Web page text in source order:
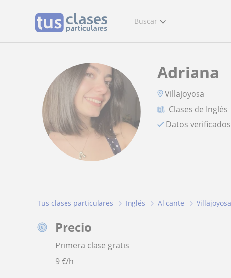
Buscar
Adriana
Villajoyosa
Clases de Inglés
Datos verificados
Tus clases particulares Inglés Alicante Villajoyosa
Precio
Primera clase gratis
9€/h